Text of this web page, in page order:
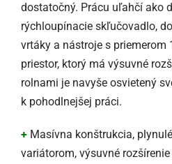
dostatočný. Prácu uľahčí ako
rýchloupínacie skľučovadlo,
vrtáky a nástroje s priemerom
priestor, ktorý má výsuvné
rolnami je navyše osvietený
k pohodlnejšej práci.
+ Masívna konštrukcia,
variátorom, výsuvné